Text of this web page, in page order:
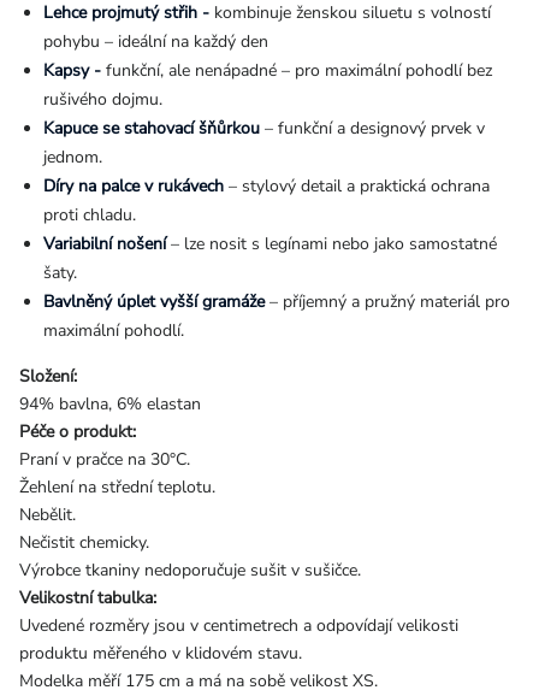
Lehce projmutý střih - kombinuje ženskou siluetu s volností
pohybu – ideální na každý den
Kapsy - funkční, ale nenápadné – pro maximální pohodlí bez
rušivého dojmu.
Kapuce se stahovací šňůrkou – funkční a designový prvek v
jednom.
Díry na palce v rukávech – stylový detail a praktická ochrana
proti chladu.
Variabilní nošení– lze nosit s legínami nebo jako samostatné
šaty.
Bavlněný úplet vyšší gramáže– příjemný a pružný materiál pro
maximální pohodlí.
Složení:
94% bavlna, 6% elastan
Péče o produkt:
Praní v pračce na 30°C.
Žehlení na střední teplotu.
Nebělit.
Nečistit chemicky.
Výrobce tkaniny nedoporučuje sušit v sušičce.
Velikostní tabulka:
Uvedené rozměry jsou v centimetrech a odpovídají velikosti
produktu měřeného v klidovém stavu.
Modelka měří 175 cm a má na sobě velikost XS.